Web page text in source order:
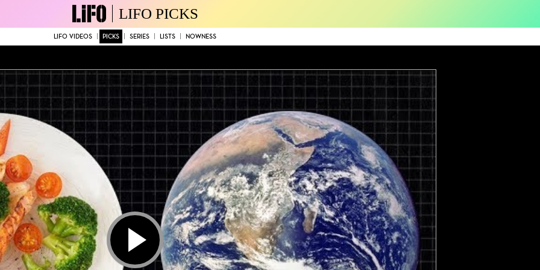
LIFO PICKS
LIFO VIDEOS PICKS SERIES LISTS NOWNESS
Play